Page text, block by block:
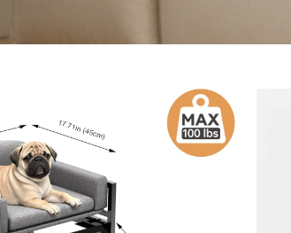
rámpával
közel lehessen